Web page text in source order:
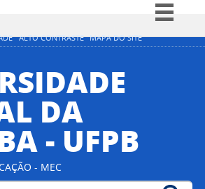
ALTO CONTRASTE MAPA DO SITE
Simplifique!
Participe
Acesso à informação
Canais
DA
- UFPB
- MEC